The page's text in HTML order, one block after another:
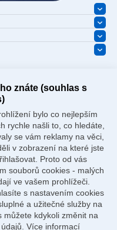
znáte (souhlas s
bylo co nejlepším
rychle našli to, co hledáte,
se vám reklamy na věci,
v zobrazení na které jste
Proto od vás
souborů cookies - malých
ve vašem prohlížeči.
s nastavením cookies
a užitečné služby na
můžete kdykoli změnit na
Více informací